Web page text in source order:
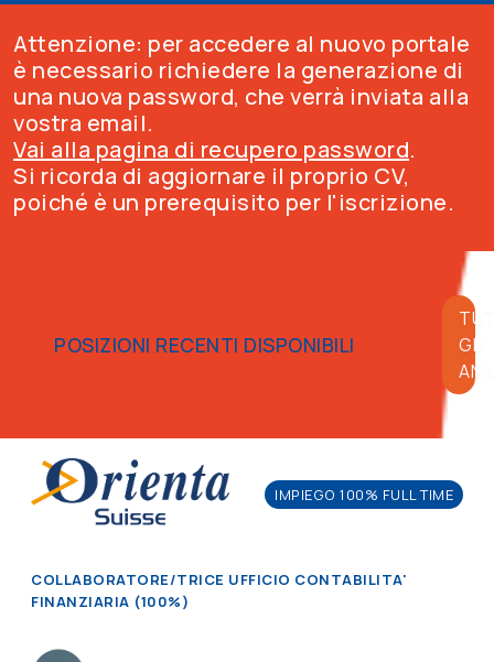
Attenzione: per accedere al nuovo portale
è necessario richiedere la generazione di
una nuova password, che verrà inviata alla
vostra email.
Vai alla pagina di recupero password.
Si ricorda di aggiornare il proprio CV,
poiché è un prerequisito per l'iscrizione.
POSIZIONI RECENTI DISPONIBILI
GLI
IMPIEGO 100% FULL TIME
COLLABORATORE/TRICE UFFICIO CONTABILITA'
FINANZIARIA (100%)